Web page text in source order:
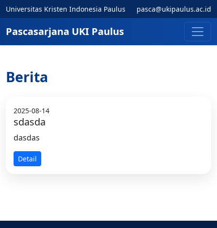
Universitas Kristen Indonesia Paulus pasca@ukipaulus.ac.id
Pascasarjana UKI Paulus
Berita
2025-08-14
sdasda
dasdas
Detail